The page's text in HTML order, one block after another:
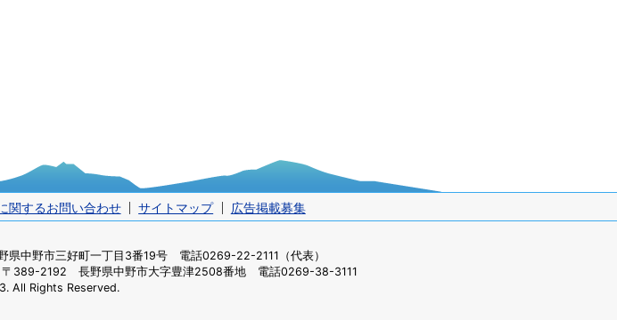
関するお問い合わせ サイトマップ 広告掲載募集
中野市三好町一丁目3番19号 電話0269-22-2111（代表）
〒389-2192 長野県中野市大字豊津2508番地 電話0269-38-3111
All Rights Reserved.